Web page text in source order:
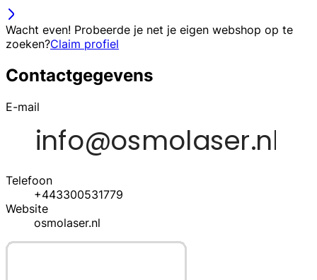
Wacht even! Probeerde je net je eigen webshop op te
zoeken?Claim profiel
Contactgegevens
E-mail
Telefoon
+443300531779
Website
osmolaser.nl